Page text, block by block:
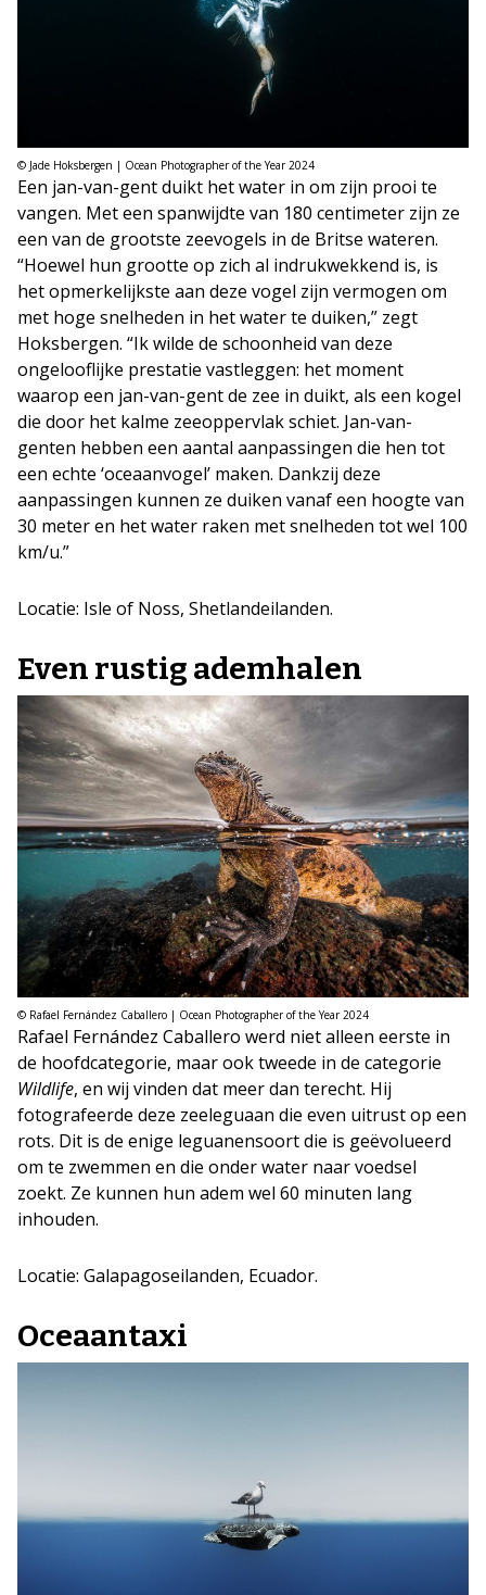
© Jade Hoksbergen | Ocean Photographer of the Year 2024
Een jan-van-gent duikt het water in om zijn prooi te
vangen. Met een spanwijdte van 180 centimeter zijn ze
een van de grootste zeevogels in de Britse wateren.
“Hoewel hun grootte op zich al indrukwekkend is, is
het opmerkelijkste aan deze vogel zijn vermogen om
met hoge snelheden in het water te duiken,” zegt
Hoksbergen. “Ik wilde de schoonheid van deze
ongelooflijke prestatie vastleggen: het moment
waarop een jan-van-gent de zee in duikt, als een kogel
die door het kalme zeeoppervlak schiet. Jan-van-
genten hebben een aantal aanpassingen die hen tot
een echte ‘oceaanvogel’ maken. Dankzij deze
aanpassingen kunnen ze duiken vanaf een hoogte van
30 meter en het water raken met snelheden tot wel 100
km/u.”
Locatie: Isle of Noss, Shetlandeilanden.
Even rustig ademhalen
© Rafael Fernández Caballero | Ocean Photographer of the Year 2024
Rafael Fernández Caballero werd niet alleen eerste in
de hoofdcategorie, maar ook tweede in de categorie
Wildlife, en wij vinden dat meer dan terecht. Hij
fotografeerde deze zeeleguaan die even uitrust op een
rots. Dit is de enige leguanensoort die is geëvolueerd
om te zwemmen en die onder water naar voedsel
zoekt. Ze kunnen hun adem wel 60 minuten lang
inhouden.
Locatie: Galapagoseilanden, Ecuador.
Oceaantaxi